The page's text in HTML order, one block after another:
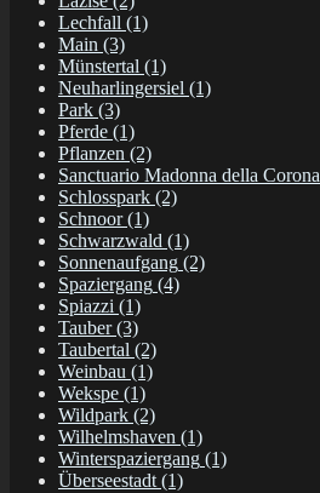
Lechfall (1)
Main (3)
Münstertal (1)
Neuharlingersiel (1)
Park (3)
Pferde (1)
Pflanzen (2)
Sanctuario Madonna della Corona
Schlosspark (2)
Schnoor(1)
Schwarzwald (1)
Sonnenaufgang (2)
Spaziergang (4)
Spiazzi (1)
Tauber(3)
Taubertal (2)
Weinbau (1)
Wekspe (1)
Wildpark (2)
Wilhelmshaven (1)
Winterspaziergang (1)
Überseestadt (1)